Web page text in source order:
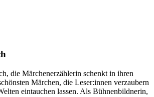
die Märchenerzählerin schenkt in ihren
Märchen, die Leser:innen verzaubern
eintauchen lassen. Als Bühnenbildnerin,